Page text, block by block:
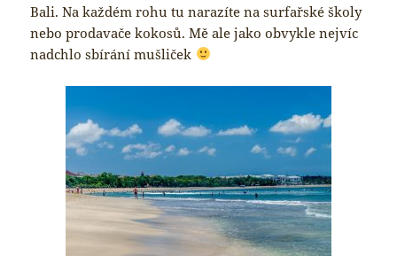
Bali. Na každém rohu tu narazíte na surfařské školy
nebo prodavače kokosů. Mě ale jako obvykle nejvíc
nadchlo sbírání mušliček